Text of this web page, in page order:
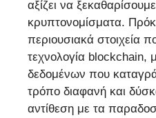
αξίζει να ξεκαθαρίσουμε
κρυπτονομίσματα.
περιουσιακά στοιχεία
τεχνολογία blockchain,
δεδομένων που
τρόπο διαφανή και
αντίθεση με τα